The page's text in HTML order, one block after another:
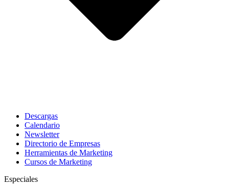
Descargas
Calendario
Newsletter
Directorio de Empresas
Herramientas de Marketing
Cursos de Marketing
Especiales